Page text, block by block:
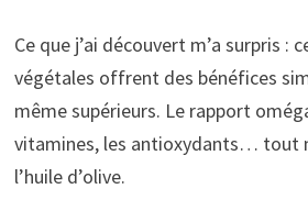
Ce que j’ai découvert m’a surpris :
végétales offrent des bénéfices
même supérieurs. Le rapport
vitamines, les antioxydants… tout
l’huile d’olive.